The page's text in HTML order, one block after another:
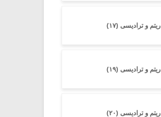
ریتم و ترادیسی (۱۷)
ریتم و ترادیسی (۱۹)
ریتم و ترادیسی (۲۰)